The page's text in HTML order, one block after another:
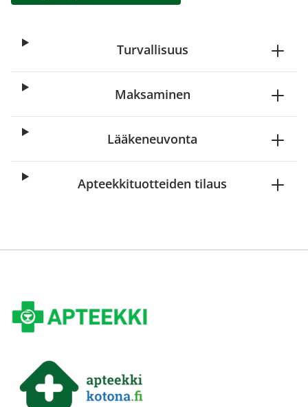
Turvallisuus
Maksaminen
Lääkeneuvonta
Apteekkituotteiden tilaus